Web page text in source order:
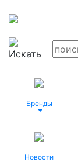
Бренды
Новости